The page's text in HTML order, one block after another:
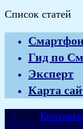
Список статей
Гид по
Эксперт
Карта
© 2026